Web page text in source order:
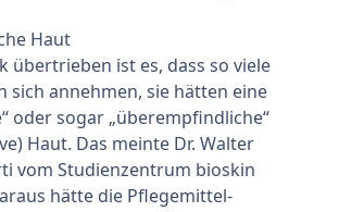
Haut
übertrieben ist es, dass so viele
sich annehmen, sie hätten eine
oder sogar „überempfindliche“
Haut. Das meinte Dr. Walter
vom Studienzentrum bioskin
hätte die Pflegemittel-